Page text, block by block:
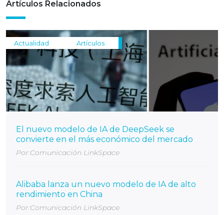
Artículos Relacionados
Actualidad Artículos
El nuevo modelo de IA de DeepSeek se
convierte en el más económico del mercado
Por:Comunicación LinkSpace
Alibaba lanza un nuevo modelo de IA de alto
rendimiento en China
Por:Comunicación LinkSpace